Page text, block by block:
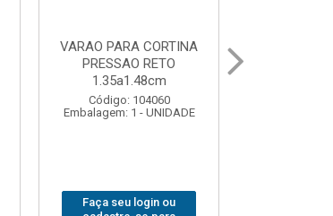
VARAL PARA TETO
MAXEB ACO 1.40m
Código: 104086
Embalagem: 1 - UNIDADE
Faça seu login ou